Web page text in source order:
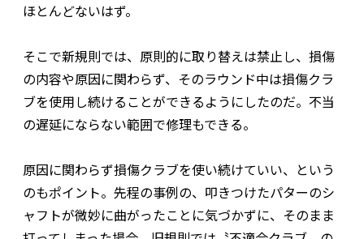
ほとんどないはず。
そこで新規則では、原則的に取り替えは禁止し、損傷
の内容や原因に関わらず、そのラウンド中は損傷クラ
ブを使用し続けることができるようにしたのだ。不当
の遅延にならない範囲で修理もできる。
原因に関わらず損傷クラブを使い続けていい、という
のもポイント。先程の事例の、叩きつけたパターのシ
ャフトが微妙に曲がったことに気づかずに、そのまま